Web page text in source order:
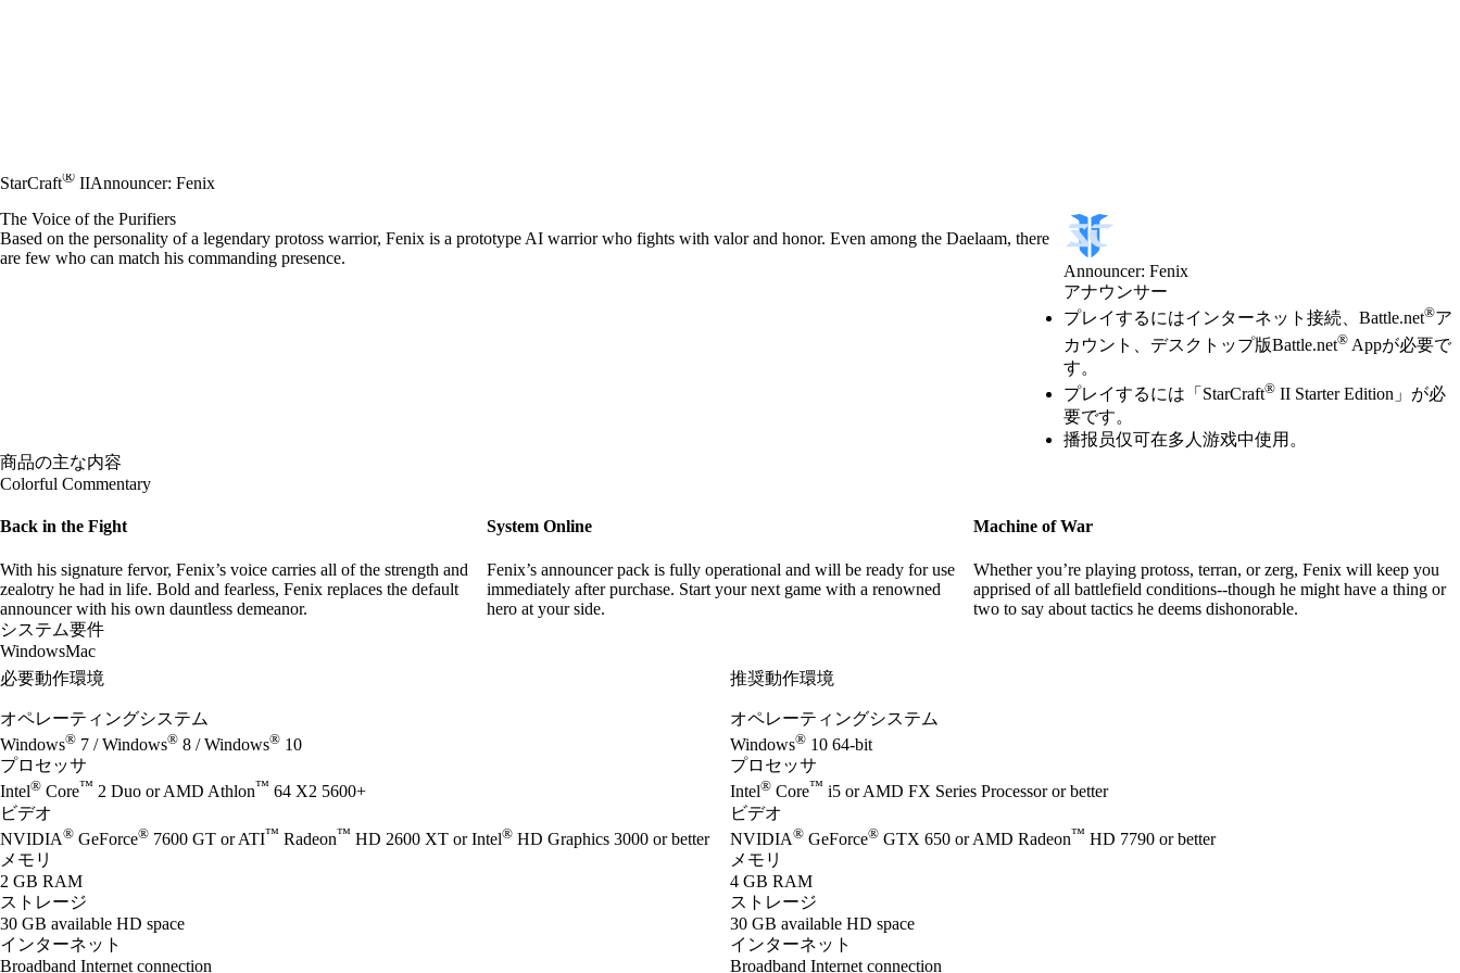
StarCraft® IIAnnouncer: Fenix
Announcer: Fenix
アナウンサー
価格
Available actions
プレイするにはインターネット接続、Battle.net®ア
カウント、デスクトップ版Battle.net® Appが必要で
す。
プレイするには「StarCraft® II Starter Edition」が必
要です。
播报员仅可在多人游戏中使用。
The Voice of the Purifiers
Based on the personality of a legendary protoss warrior, Fenix is a prototype AI warrior who fights with valor and honor. Even among the Daelaam, there
are few who can match his commanding presence.
商品の主な内容
Colorful Commentary
Back in the Fight
With his signature fervor, Fenix’s voice carries all of the strength and
zealotry he had in life. Bold and fearless, Fenix replaces the default
announcer with his own dauntless demeanor.
System Online
Fenix’s announcer pack is fully operational and will be ready for use
immediately after purchase. Start your next game with a renowned
hero at your side.
Machine of War
Whether you’re playing protoss, terran, or zerg, Fenix will keep you
apprised of all battlefield conditions--though he might have a thing or
two to say about tactics he deems dishonorable.
システム要件
WindowsMac
必要動作環境
オペレーティングシステム
Windows® 7 / Windows® 8 / Windows® 10
プロセッサ
Intel® Core™ 2 Duo or AMD Athlon™ 64 X2 5600+
ビデオ
NVIDIA® GeForce® 7600 GT or ATI™ Radeon™ HD 2600 XT or Intel® HD Graphics 3000 or better
メモリ
2 GB RAM
ストレージ
30 GB available HD space
インターネット
Broadband Internet connection
推奨動作環境
オペレーティングシステム
Windows® 10 64-bit
プロセッサ
Intel® Core™ i5 or AMD FX Series Processor or better
ビデオ
NVIDIA® GeForce® GTX 650 or AMD Radeon™ HD 7790 or better
メモリ
4 GB RAM
ストレージ
30 GB available HD space
インターネット
Broadband Internet connection